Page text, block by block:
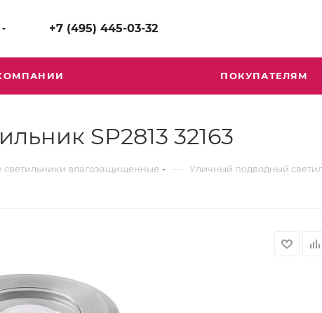
+7 (495) 445-03-32
ПОКУПАТЕЛЯМ
SP2813 32163
светильники влагозащищенные — Уличный подводный